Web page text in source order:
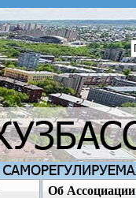
Об Ассоциации